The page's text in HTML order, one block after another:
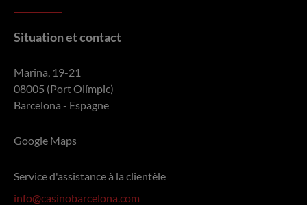
Situation et contact
Marina, 19-21
08005 (Port Olímpic)
Barcelona - Espagne
Google Maps
Service d'assistance à la clientèle
info@casinobarcelona.com